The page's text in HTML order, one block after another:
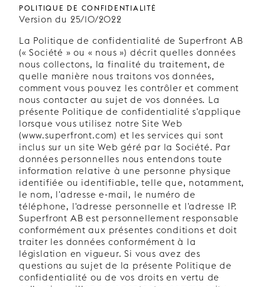
POLITIQUE DE CONFIDENTIALITÉ
Version du 25/10/2022
La Politique de confidentialité de Superfront AB
(« Société » ou « nous ») décrit quelles données
nous collectons, la finalité du traitement, de
quelle manière nous traitons vos données,
comment vous pouvez les contrôler et comment
nous contacter au sujet de vos données. La
présente Politique de confidentialité s'applique
lorsque vous utilisez notre Site Web
(www.superfront.com) et les services qui sont
inclus sur un site Web géré par la Société. Par
données personnelles nous entendons toute
information relative à une personne physique
identifiée ou identifiable, telle que, notamment,
le nom, l'adresse e-mail, le numéro de
téléphone, l'adresse personnelle et l'adresse IP.
Superfront AB est personnellement responsable
conformément aux présentes conditions et doit
traiter les données conformément à la
législation en vigueur. Si vous avez des
questions au sujet de la présente Politique de
confidentialité ou de vos droits en vertu de